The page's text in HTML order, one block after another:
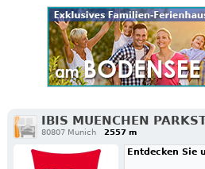
IBIS MUENCHEN
80807 Munich 2557 m
Entdecken Sie